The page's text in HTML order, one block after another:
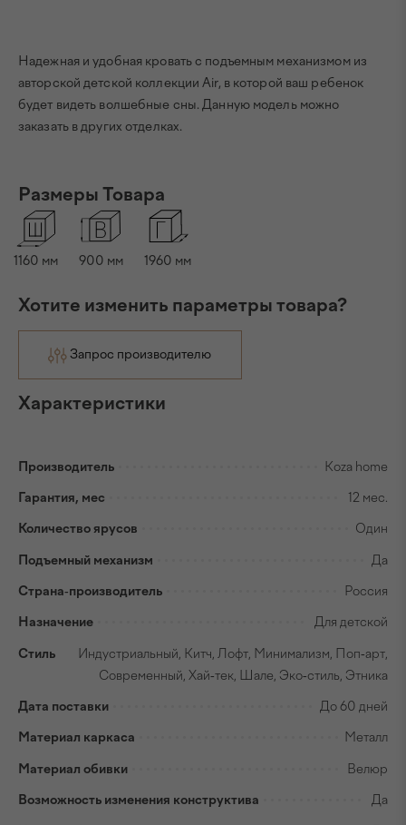
Надежная и удобная кровать с подъемным механизмом из
авторской детской коллекции Air, в которой ваш ребенок
будет видеть волшебные сны. Данную модель можно
заказать в других отделках.
Размеры Товара
1160 мм 900 мм 1960 мм
Хотите изменить параметры товара?
Запрос производителю
Характеристики
Производитель Koza home
Гарантия, мес 12 мес.
Количество ярусов Один
Подъемный механизм Да
Страна-производитель Россия
Назначение Для детской
Стиль
Индустриальный, Китч, Лофт, Минимализм, Поп-арт,
Современный, Хай-тек, Шале, Эко-стиль, Этника
Дата поставки До 60 дней
Материал каркаса Металл
Материал обивки Велюр
Возможность изменения конструктива Да